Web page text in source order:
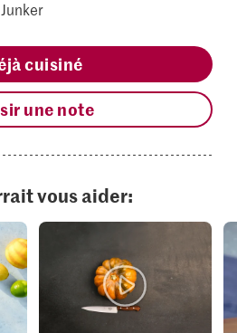
cuisiné
une note
vous aider: